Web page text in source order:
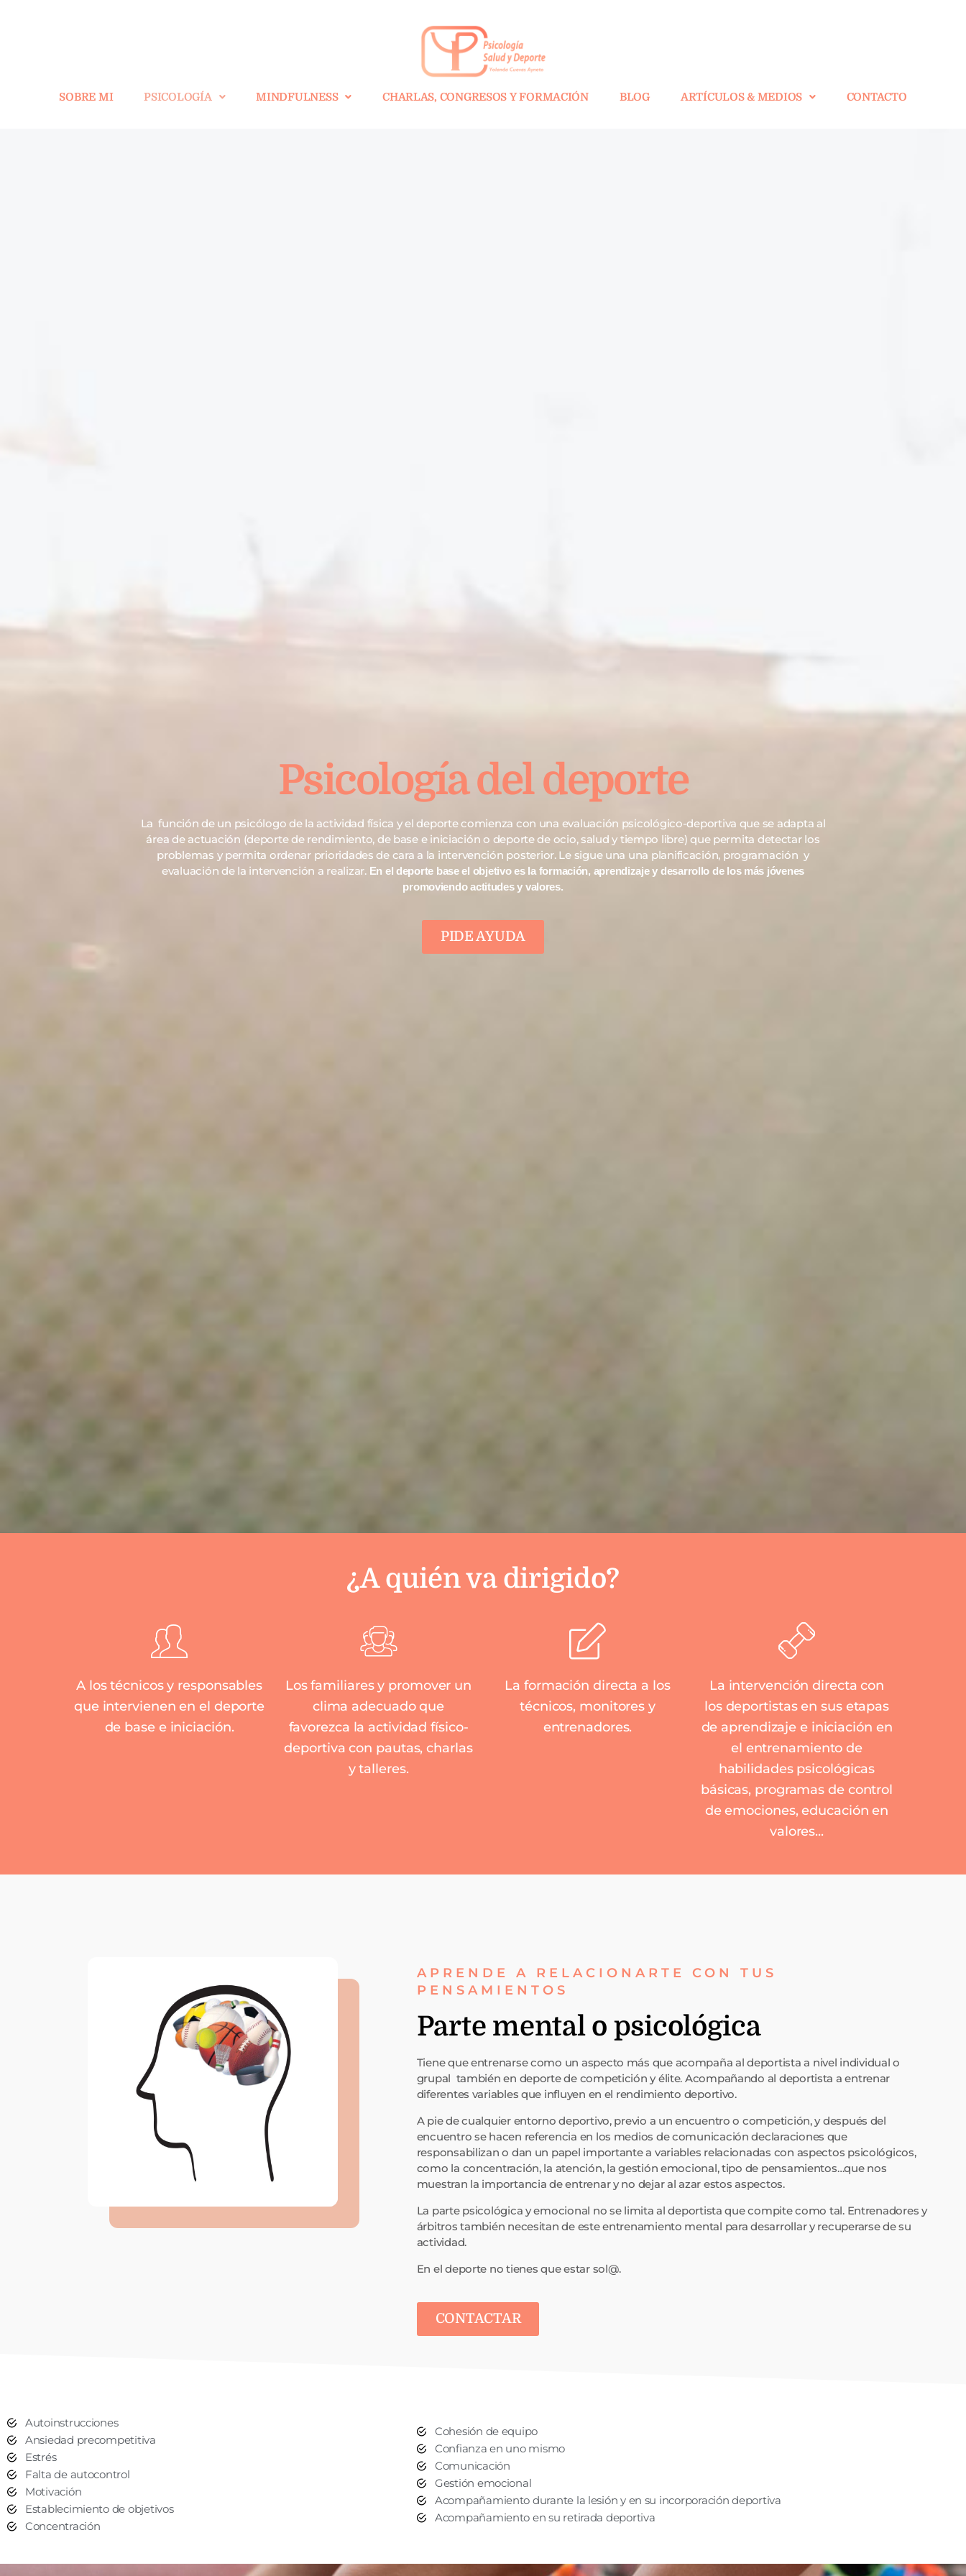
SOBRE MI PSICOLOGÍA MINDFULNESS CHARLAS, CONGRESOS Y FORMACIÓN BLOG ARTÍCULOS & MEDIOS CONTACTO
Psicología del deporte
La función de un psicólogo de la actividad física y el deporte comienza con una evaluación psicológico-deportiva que se adapta al
área de actuación (deporte de rendimiento, de base e iniciación o deporte de ocio, salud y tiempo libre) que permita detectar los
problemas y permita ordenar prioridades de cara a la intervención posterior. Le sigue una una planificación, programación y
evaluación de la intervención a realizar. En el deporte base el objetivo es la formación, aprendizaje y desarrollo de los más jóvenes
promoviendo actitudes y valores.
PIDE AYUDA
¿A quién va dirigido?
A los técnicos y responsables
que intervienen en el deporte
de base e iniciación.
Los familiares y promover un
clima adecuado que
favorezca la actividad físico-
deportiva con pautas, charlas
y talleres.
La formación directa a los
técnicos, monitores y
entrenadores.
La intervención directa con
los deportistas en sus etapas
de aprendizaje e iniciación en
el entrenamiento de
habilidades psicológicas
básicas, programas de control
de emociones, educación en
valores...
APRENDE A RELACIONARTE CON TUS
PENSAMIENTOS
Parte mental o psicológica
Tiene que entrenarse como un aspecto más que acompaña al deportista a nivel individual o
grupal también en deporte de competición y élite. Acompañando al deportista a entrenar
diferentes variables que influyen en el rendimiento deportivo.
A pie de cualquier entorno deportivo, previo a un encuentro o competición, y después del
encuentro se hacen referencia en los medios de comunicación declaraciones que
responsabilizan o dan un papel importante a variables relacionadas con aspectos psicológicos,
como la concentración, la atención, la gestión emocional, tipo de pensamientos…que nos
muestran la importancia de entrenar y no dejar al azar estos aspectos.
La parte psicológica y emocional no se limita al deportista que compite como tal. Entrenadores y
árbitros también necesitan de este entrenamiento mental para desarrollar y recuperarse de su
actividad.
En el deporte no tienes que estar sol@.
CONTACTAR
Autoinstrucciones
Ansiedad precompetitiva
Estrés
Falta de autocontrol
Motivación
Establecimiento de objetivos
Concentración
Cohesión de equipo
Confianza en uno mismo
Comunicación
Gestión emocional
Acompañamiento durante la lesión y en su incorporación deportiva
Acompañamiento en su retirada deportiva